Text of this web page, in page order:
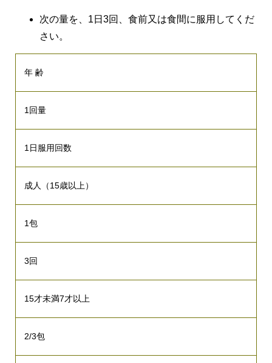
次の量を、1日3回、食前又は食間に服用してくだ
さい。
年 齢
1回量
1日服用回数
成人（15歳以上）
1包
3回
15才未満7才以上
2/3包